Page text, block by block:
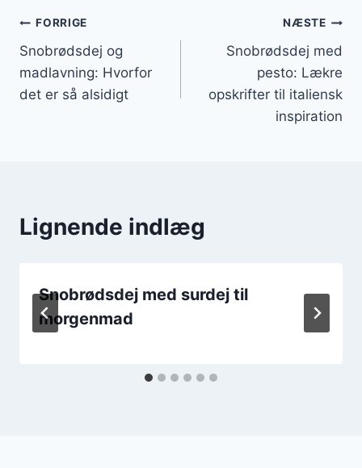
Indlægsnavigation
FORRIGE
Snobrødsdej og
madlavning: Hvorfor
det er så alsidigt
NÆSTE
Snobrødsdej med
pesto: Lækre
opskrifter til italiensk
inspiration
Lignende indlæg
Snobrødsdej med surdej til
morgenmad